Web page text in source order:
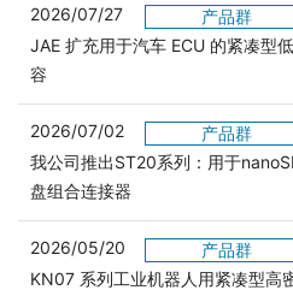
2026/07/27
产品群
JAE 扩充用于汽车 ECU 的紧凑型
容
2026/07/02
产品群
我公司推出ST20系列：用于
盘组合连接器
2026/05/20
产品群
KN07 系列工业机器人用紧凑型高